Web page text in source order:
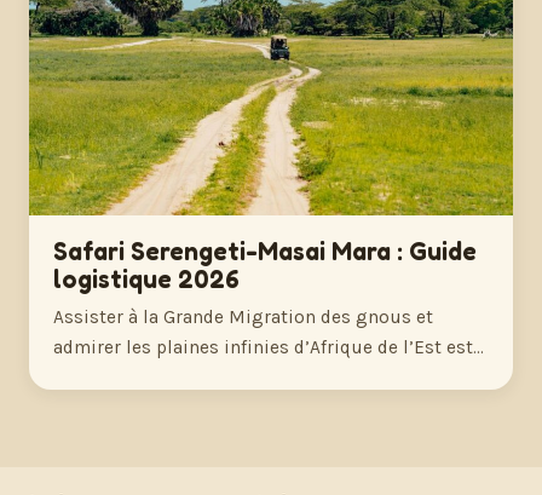
Safari Serengeti-Masai Mara : Guide
logistique 2026
Assister à la Grande Migration des gnous et
admirer les plaines infinies d’Afrique de l’Est est…